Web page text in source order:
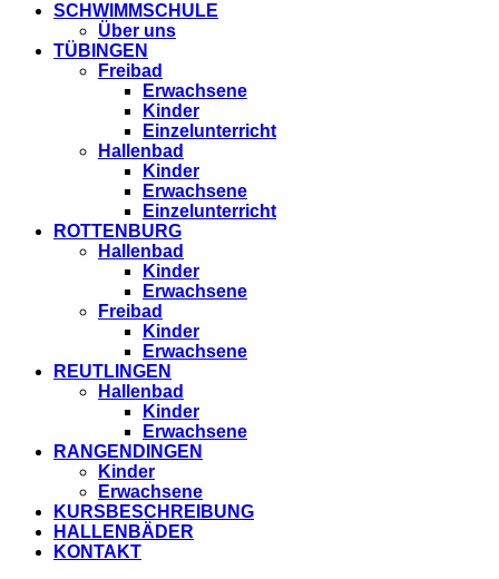
SCHWIMMSCHULE
Über uns
TÜBINGEN
Freibad
Erwachsene
Kinder
Einzelunterricht
Hallenbad
Kinder
Erwachsene
Einzelunterricht
ROTTENBURG
Hallenbad
Kinder
Erwachsene
Freibad
Kinder
Erwachsene
REUTLINGEN
Hallenbad
Kinder
Erwachsene
RANGENDINGEN
Kinder
Erwachsene
KURSBESCHREIBUNG
HALLENBÄDER
KONTAKT